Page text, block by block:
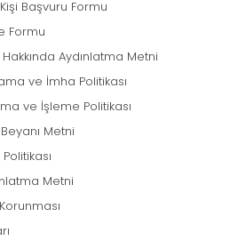
Başvuru Formu
Formu
Aydınlatma Metni
ve İmha Politikası
ve İşleme Politikası
Metni
Metni